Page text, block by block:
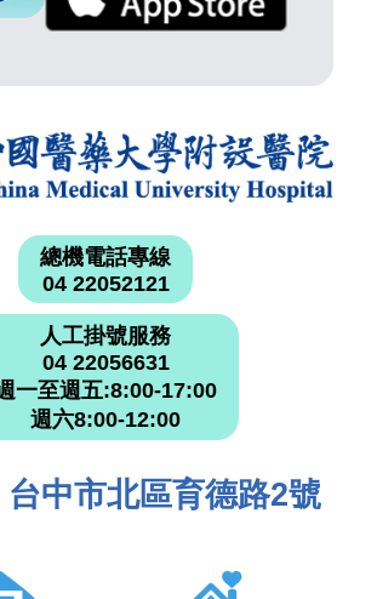
總機電話專線
04 22052121
人工掛號服務
04 22056631
一至週五:8:00-17:00
週六8:00-12:00
中市北區育德路2號